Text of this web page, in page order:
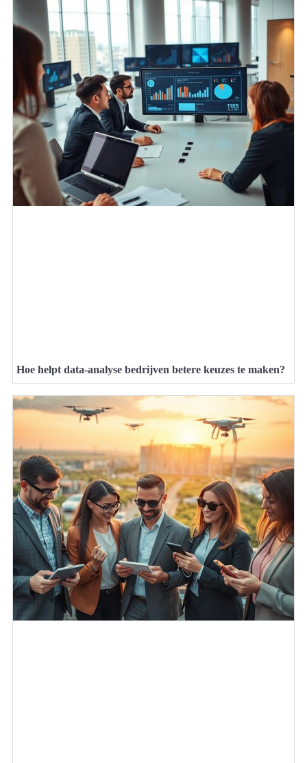
Hoe helpt data-analyse bedrijven betere keuzes te maken?